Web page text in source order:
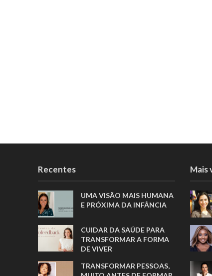
Recentes
UMA VISÃO MAIS HUMANA
E PRÓXIMA DA INFÂNCIA
CUIDAR DA SAÚDE PARA
TRANSFORMAR A FORMA
DE VIVER
TRANSFORMAR PESSOAS,
Mais